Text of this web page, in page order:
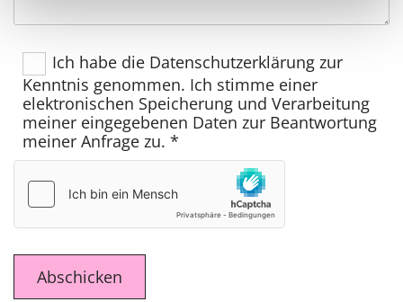
Ich habe die Datenschutzerklärung zur
Kenntnis genommen. Ich stimme einer
elektronischen Speicherung und Verarbeitung
meiner eingegebenen Daten zur Beantwortung
meiner Anfrage zu. *